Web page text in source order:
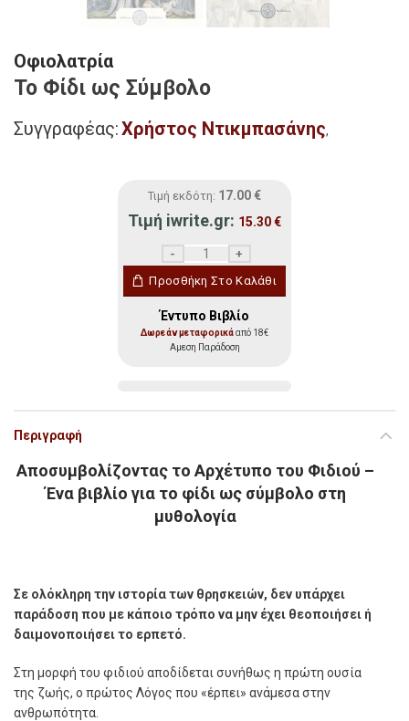
Οφιολατρία
Το Φίδι ως Σύμβολο
Συγγραφέας:Χρήστος Ντικμπασάνης,
Τιμή εκδότη: 17.00 €
Τιμή iwrite.gr: 15.30€
Προσθήκη Στο Καλάθι
Έντυπο Βιβλίο
Δωρεάν μεταφορικάαπό 18€
Αμεση Παράδοση
Περιγραφή
Αποσυμβολίζοντας το Αρχέτυπο του Φιδιού –
Ένα βιβλίο για το φίδι ως σύμβολο στη
μυθολογία
Σε ολόκληρη την ιστορία των θρησκειών, δεν υπάρχει
παράδοση που με κάποιο τρόπο να μην έχει θεοποιήσει ή
δαιμονοποιήσει το ερπετό.
Στη μορφή του φιδιού αποδίδεται συνήθως η πρώτη ουσία
της ζωής, ο πρώτος Λόγος που «έρπει» ανάμεσα στην
ανθρωπότητα.